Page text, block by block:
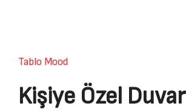
Tablo Mood
Kişiye Özel Duvar